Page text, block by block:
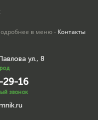
в меню - Контакты
ул., 8
29-16
звонок